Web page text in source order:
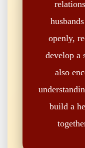
openly,
develop a
also
build a